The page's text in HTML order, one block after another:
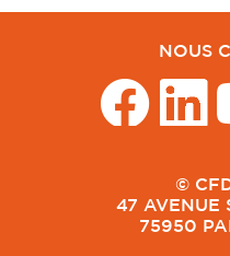
NOUS
©
47 AVENUE
75950